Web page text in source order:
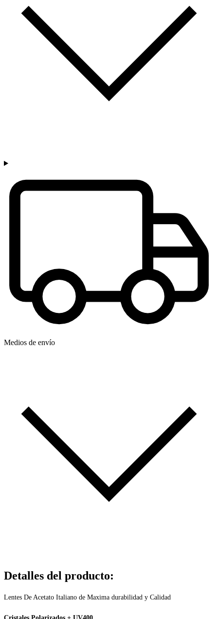
Medios de envío
Detalles del producto:
Lentes De Acetato Italiano de Maxima durabilidad y Calidad